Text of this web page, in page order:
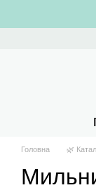
Головна 🌿